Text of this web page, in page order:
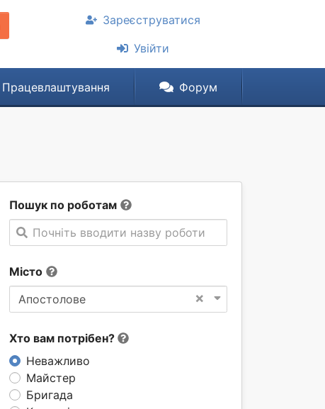
Зареєструватися
Увійти
Працевлаштування Форум
Пошук по роботам
Почніть вводити назву роботи
Місто
×
Апостолове
Хто вам потрібен?
Неважливо
Майстер
Бригада